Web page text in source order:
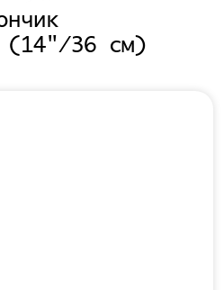
(14"/36 см)